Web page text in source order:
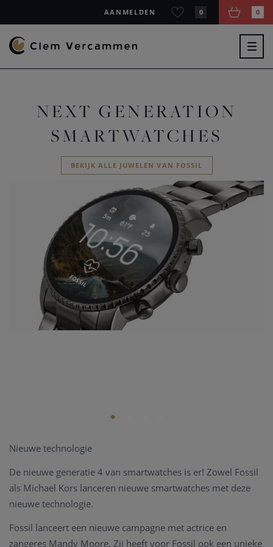
AANMELDEN 0 0
NEXT GENERATION
SMARTWATCHES
BEKIJK ALLE JUWELEN VAN FOSSIL
Nieuwe technologie
De nieuwe generatie 4 van smartwatches is er! Zowel Fossil
als Michael Kors lanceren nieuwe smartwatches met deze
nieuwe technologie.
Fossil lanceert een nieuwe campagne met actrice en
zangeres Mandy Moore. Zij heeft voor Fossil ook een unieke